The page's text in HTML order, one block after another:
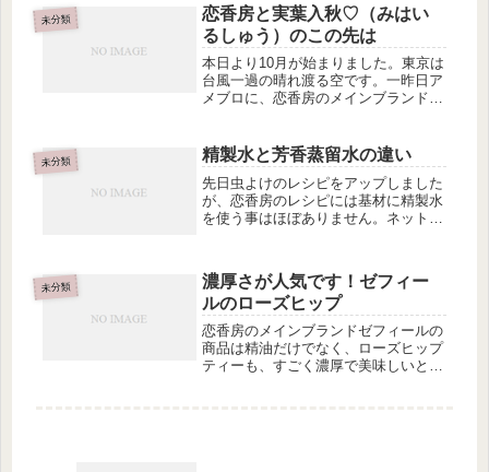
にて開講させて頂いております。なん
と！一番長い生徒さんは12年継続し
て...
未分類
恋香房と実葉入秋♡（みはい
るしゅう）のこの先は
本日より10月が始まりました。東京は
台風一過の晴れ渡る空です。一昨日ア
メブロに、恋香房のメインブランド、
事はこちらそれに伴い恋香房カラーミ
ー店OPENから、本店として長き...
未分類 精製水と芳香蒸留水の違い
先日虫よけのレシピをアップしました
が、恋香房のレシピには基材に精製水
を使う事はほぼありません。ネットに
きた人のレシピまで幅広くアップされ
ているのでネットでレシピを拾ってい
る...
未分類
濃厚さが人気です！ゼフィー
ルのローズヒップ
恋香房のメインブランドゼフィールの
商品は精油だけでなく、ローズヒップ
ティーも、すごく濃厚で美味しいとア